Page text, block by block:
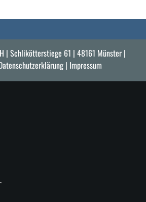
754
| Schlikötterstiege 61 | 48161 Münster |
| Impressum